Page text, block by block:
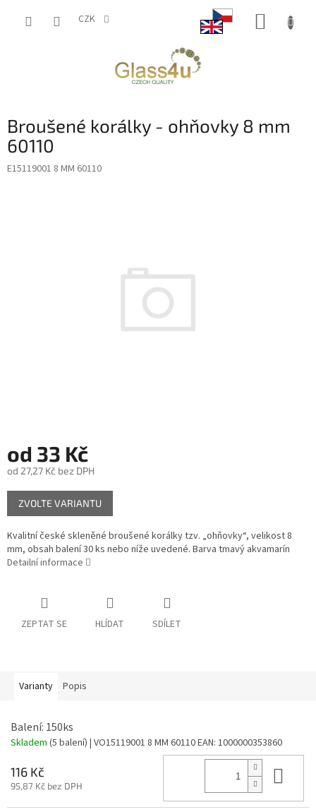
CZK
Broušené korálky - ohňovky 8 mm
60110
E15119001 8 MM 60110
od 33 Kč
od 27,27 Kč bez DPH
Měrná
cena:
ZVOLTE VARIANTU
Kvalitní české skleněné broušené korálky tzv. „ohňovky“, velikost 8
mm, obsah balení 30 ks nebo níže uvedené. Barva tmavý akvamarín
Detailní informace
ZEPTAT SE HLÍDAT SDÍLET
Varianty Popis
Balení: 150ks
Skladem (5 balení) | VO15119001 8 MM 60110EAN: 1000000353860
116 Kč
95,87 Kč bez DPH